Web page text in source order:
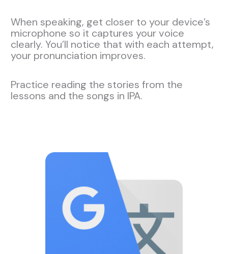
When speaking, get closer to your device’s
microphone so it captures your voice
clearly. You’ll notice that with each attempt,
your pronunciation improves.
Practice reading the stories from the
lessons and the songs in IPA.